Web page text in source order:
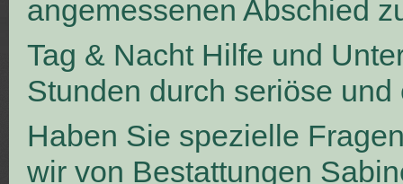
angemessenen Abschied
Tag & Nacht Hilfe und
Stunden durch seriöse
Haben Sie spezielle
wir von Bestattungen